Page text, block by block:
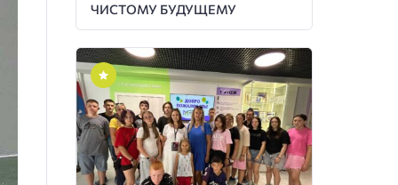
ЧИСТОМУ БУДУЩЕМУ